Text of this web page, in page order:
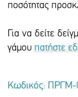
ποσότητας
Για να δείτε
γάμου πατήστε
Κωδικός: ΠΡΓΜ-